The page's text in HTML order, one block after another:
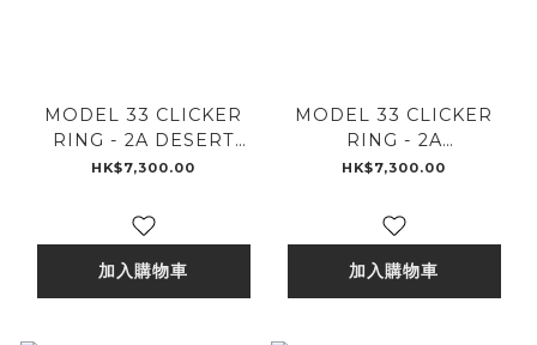
MODEL 33 CLICKER
RING - 2A DESERT
SESSIONS - A
HK$7,300.00
加入購物車
MODEL 33 CLICKER
RING - 2A
GOOSEBUMPS - A
HK$7,300.00
加入購物車